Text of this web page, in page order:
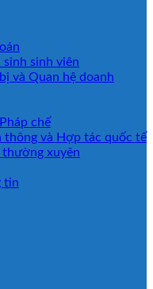
sinh viên
và Quan hệ doanh
chế
thông và Hợp tác quốc tế
xuyên
tin